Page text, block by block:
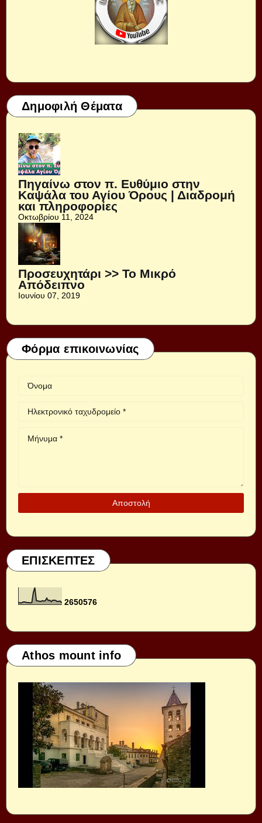
Δημοφιλή Θέματα
Πηγαίνω στον π. Ευθύμιο στην
Καψάλα του Αγίου Όρους | Διαδρομή
και πληροφορίες
Οκτωβρίου 11, 2024
Προσευχητάρι >> Το Μικρό
Απόδειπνο
Ιουνίου 07, 2019
Φόρμα επικοινωνίας
ΕΠΙΣΚΕΠΤΕΣ
2650576
Athos mount info